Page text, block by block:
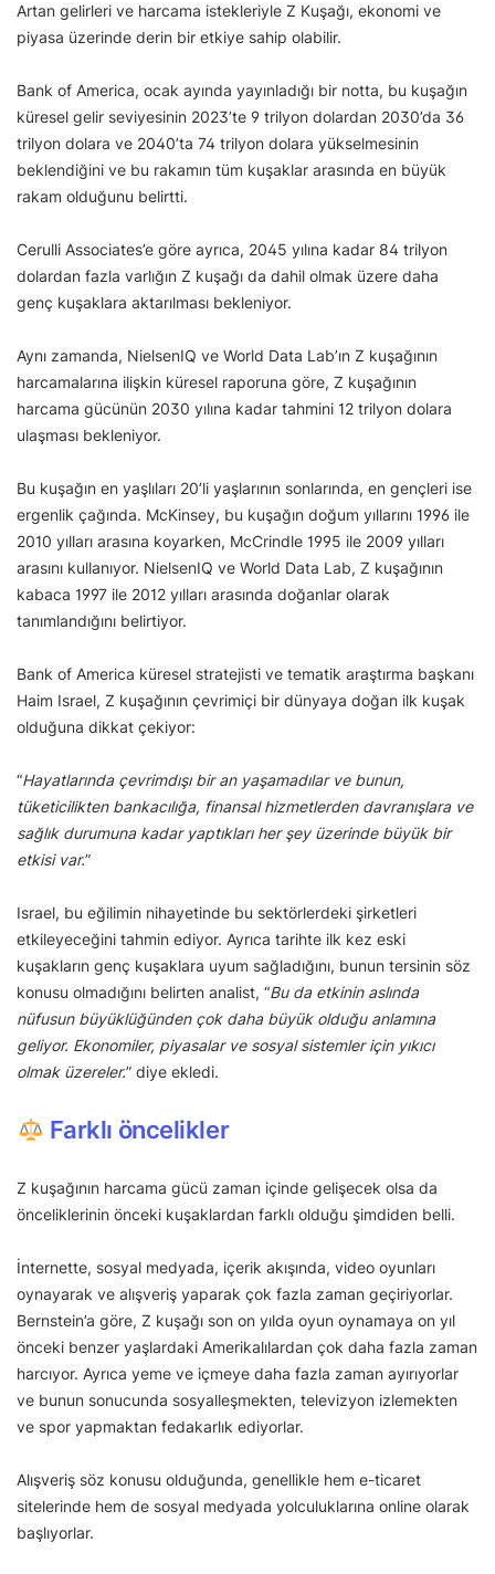
Artan gelirleri ve harcama istekleriyle Z Kuşağı, ekonomi ve
piyasa üzerinde derin bir etkiye sahip olabilir.
Bank of America, ocak ayında yayınladığı bir notta, bu kuşağın
küresel gelir seviyesinin 2023’te 9 trilyon dolardan 2030’da 36
trilyon dolara ve 2040’ta 74 trilyon dolara yükselmesinin
beklendiğini ve bu rakamın tüm kuşaklar arasında en büyük
rakam olduğunu belirtti.
Cerulli Associates’e göre ayrıca, 2045 yılına kadar 84 trilyon
dolardan fazla varlığın Z kuşağı da dahil olmak üzere daha
genç kuşaklara aktarılması bekleniyor.
Aynı zamanda, NielsenIQ ve World Data Lab’ın Z kuşağının
harcamalarına ilişkin küresel raporuna göre, Z kuşağının
harcama gücünün 2030 yılına kadar tahmini 12 trilyon dolara
ulaşması bekleniyor.
Bu kuşağın en yaşlıları 20’li yaşlarının sonlarında, en gençleri ise
ergenlik çağında. McKinsey, bu kuşağın doğum yıllarını 1996 ile
2010 yılları arasına koyarken, McCrindle 1995 ile 2009 yılları
arasını kullanıyor. NielsenIQ ve World Data Lab, Z kuşağının
kabaca 1997 ile 2012 yılları arasında doğanlar olarak
tanımlandığını belirtiyor.
Bank of America küresel stratejisti ve tematik araştırma başkanı
Haim Israel, Z kuşağının çevrimiçi bir dünyaya doğan ilk kuşak
olduğuna dikkat çekiyor:
“Hayatlarında çevrimdışı bir an yaşamadılar ve bunun,
tüketicilikten bankacılığa, finansal hizmetlerden davranışlara ve
sağlık durumuna kadar yaptıkları her şey üzerinde büyük bir
etkisi var.”
Israel, bu eğilimin nihayetinde bu sektörlerdeki şirketleri
etkileyeceğini tahmin ediyor. Ayrıca tarihte ilk kez eski
kuşakların genç kuşaklara uyum sağladığını, bunun tersinin söz
konusu olmadığını belirten analist, “Bu da etkinin aslında
nüfusun büyüklüğünden çok daha büyük olduğu anlamına
geliyor. Ekonomiler, piyasalar ve sosyal sistemler için yıkıcı
olmak üzereler.” diye ekledi.
Farklı öncelikler
Z kuşağının harcama gücü zaman içinde gelişecek olsa da
önceliklerinin önceki kuşaklardan farklı olduğu şimdiden belli.
İnternette, sosyal medyada, içerik akışında, video oyunları
oynayarak ve alışveriş yaparak çok fazla zaman geçiriyorlar.
Bernstein’a göre, Z kuşağı son on yılda oyun oynamaya on yıl
önceki benzer yaşlardaki Amerikalılardan çok daha fazla zaman
harcıyor. Ayrıca yeme ve içmeye daha fazla zaman ayırıyorlar
ve bunun sonucunda sosyalleşmekten, televizyon izlemekten
ve spor yapmaktan fedakarlık ediyorlar.
Alışveriş söz konusu olduğunda, genellikle hem e-ticaret
sitelerinde hem de sosyal medyada yolculuklarına online olarak
başlıyorlar.